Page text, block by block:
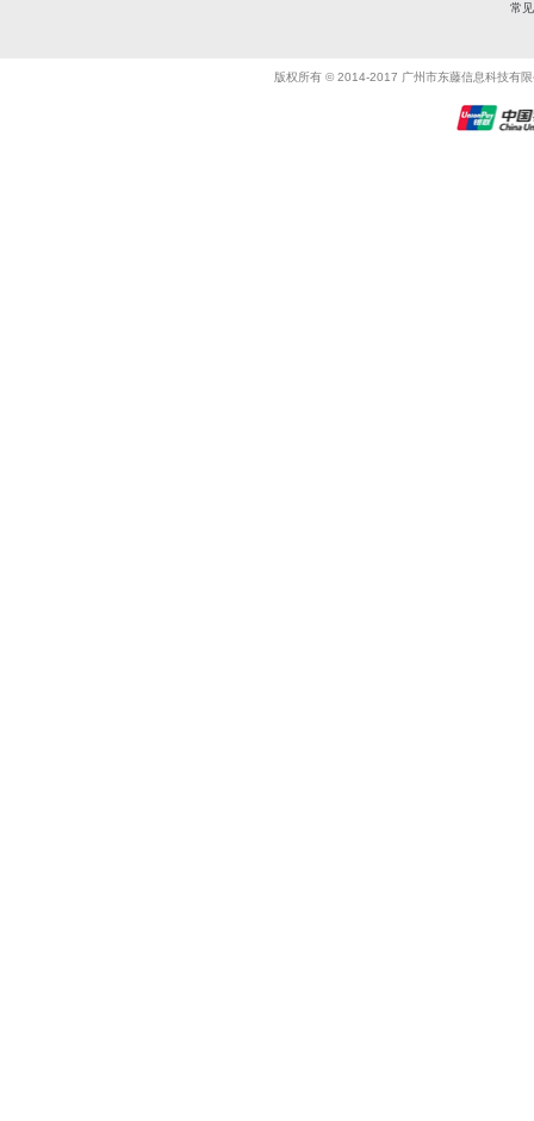
常
版权所有 © 2014-2017 广州市东藤信息科技有限